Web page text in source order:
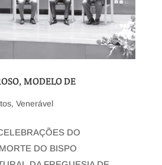
MODELO DE
, Venerável
DO
DO BISPO